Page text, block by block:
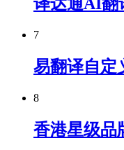
译达通AI翻
7
易翻译自定
8
香港星级品